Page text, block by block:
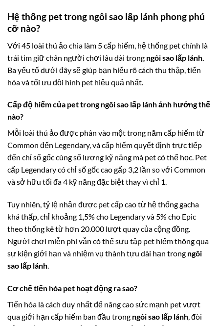
Hệ thống pet trong ngôi sao lấp lánh phong phú
cỡ nào?
Với 45 loài thú ảo chia làm 5 cấp hiếm, hệ thống pet chính là
trái tim giữ chân người chơi lâu dài trong ngôi sao lấp lánh.
Ba yếu tố dưới đây sẽ giúp bạn hiểu rõ cách thu thập, tiến
hóa và tối ưu đội hình pet hiệu quả nhất.
Cấp độ hiếm của pet trong ngôi sao lấp lánh ảnh hưởng thế
nào?
Mỗi loài thú ảo được phân vào một trong năm cấp hiếm từ
Common đến Legendary, và cấp hiếm quyết định trực tiếp
đến chỉ số gốc cùng số lượng kỹ năng mà pet có thể học. Pet
cấp Legendary có chỉ số gốc cao gấp 3,2 lần so với Common
và sở hữu tối đa 4 kỹ năng đặc biệt thay vì chỉ 1.
Tuy nhiên, tỷ lệ nhận được pet cấp cao từ hệ thống gacha
khá thấp, chỉ khoảng 1,5% cho Legendary và 5% cho Epic
theo thống kê từ hơn 20.000 lượt quay của cộng đồng.
Người chơi miễn phí vẫn có thể sưu tập pet hiếm thông qua
sự kiện giới hạn và nhiệm vụ thành tựu dài hạn trong ngôi
sao lấp lánh.
Cơ chế tiến hóa pet hoạt động ra sao?
Tiến hóa là cách duy nhất để nâng cao sức mạnh pet vượt
qua giới hạn cấp hiếm ban đầu trong ngôi sao lấp lánh, đòi